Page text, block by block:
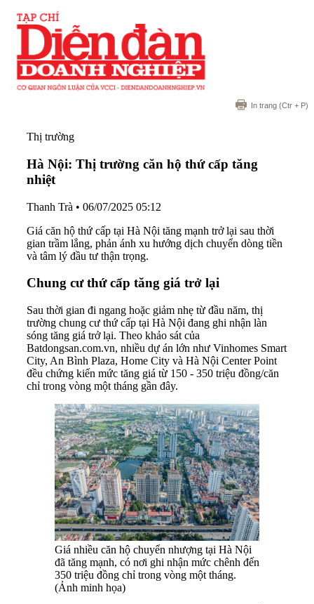
In trang (Ctr + P)
Thị trường
Hà Nội: Thị trường căn hộ thứ cấp tăng
nhiệt
Thanh Trà • 06/07/2025 05:12
Giá căn hộ thứ cấp tại Hà Nội tăng mạnh trở lại sau thời
gian trầm lắng, phản ánh xu hướng dịch chuyển dòng tiền
và tâm lý đầu tư thận trọng.
Chung cư thứ cấp tăng giá trở lại
Sau thời gian đi ngang hoặc giảm nhẹ từ đầu năm, thị
trường chung cư thứ cấp tại Hà Nội đang ghi nhận làn
sóng tăng giá trở lại. Theo khảo sát của
Batdongsan.com.vn, nhiều dự án lớn như Vinhomes Smart
City, An Bình Plaza, Home City và Hà Nội Center Point
đều chứng kiến mức tăng giá từ 150 - 350 triệu đồng/căn
chỉ trong vòng một tháng gần đây.
Giá nhiều căn hộ chuyển nhượng tại Hà Nội
đã tăng mạnh, có nơi ghi nhận mức chênh đến
350 triệu đồng chỉ trong vòng một tháng.
(Ảnh minh họa)